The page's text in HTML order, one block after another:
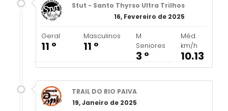
Stut - Santo Thyrso Ultra Trilhos
16, Fevereiro de 2025
Geral
11 º
Masculinos
11 º
M
Seniores
3 º
Méd.
km/h
10.13
TRAIL DO RIO PAIVA
19, Janeiro de 2025